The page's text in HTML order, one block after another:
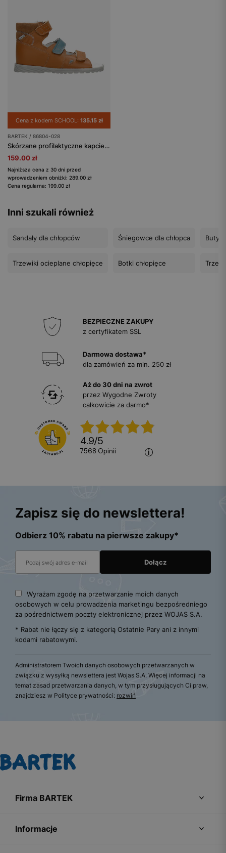
Cena z kodem SCHOOL: 135.15 zł
BARTEK / 86804-028
Skórzane profilaktyczne kapcie BARTEK 86804-028
159.00 zł
Najniższa cena z 30 dni przed
wprowadzeniem obniżki: 289.00 zł
Cena regularna: 199.00 zł
Inni szukali również
Sandały dla chłopców
Trzewiki ocieplane chłopięce
Śniegowce dla chłopca
Botki chłopięce
Buty
BEZPIECZNE ZAKUPY
z certyfikatem SSL
Darmowa dostawa*
dla zamówień za min. 250 zł
Aż do 30 dni na zwrot
przez Wygodne Zwroty
całkowicie za darmo*
4.9/5
7568 opinii
Zapisz się do newslettera!
Odbierz 10% rabatu na pierwsze zakupy*
Wyrażam zgodę na przetwarzanie moich danych
osobowych w celu prowadzenia marketingu bezpośredniego
za pośrednictwem poczty elektronicznej przez WOJAS S.A.
* Rabat nie łączy się z kategorią Ostatnie Pary ani z innymi
kodami rabatowymi.
Administratorem Twoich danych osobowych przetwarzanych w
związku z wysyłką newslettera jest Wojas S.A. Więcej informacji na
temat zasad przetwarzania danych, w tym przysługujących Ci praw,
znajdziesz w Polityce prywatności: rozwiń
Firma BARTEK
Informacje